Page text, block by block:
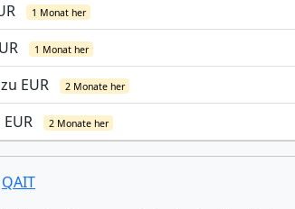
1 Monat her
1 Monat her
EUR 2 Monate her
2 Monate her
QAIT